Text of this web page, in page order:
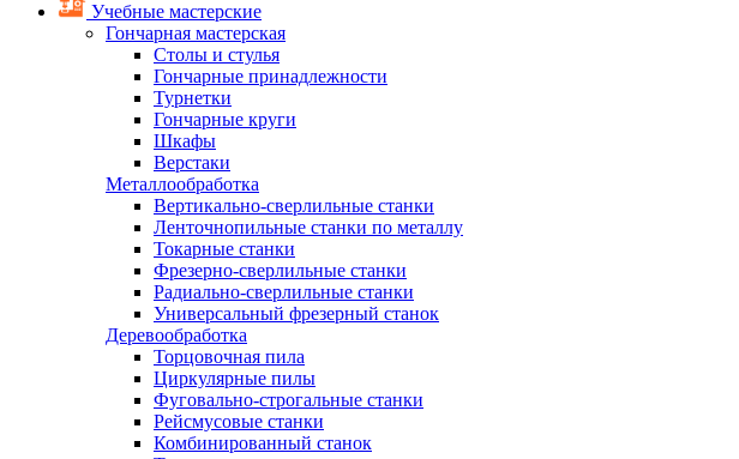
Учебные мастерские
Гончарная мастерская
Столы и стулья
Гончарные принадлежности
Турнетки
Гончарные круги
Шкафы
Верстаки
Металлообработка
Вертикально-сверлильные станки
Ленточнопильные станки по металлу
Токарные станки
Фрезерно-сверлильные станки
Радиально-сверлильные станки
Универсальный фрезерный станок
Деревообработка
Торцовочная пила
Циркулярные пилы
Фуговально-строгальные станки
Рейсмусовые станки
Комбинированный станок